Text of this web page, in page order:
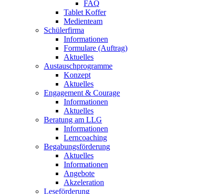
FAQ
Tablet Koffer
Medienteam
Schülerfirma
Informationen
Formulare (Auftrag)
Aktuelles
Austauschprogramme
Konzept
Aktuelles
Engagement & Courage
Informationen
Aktuelles
Beratung am LLG
Informationen
Lerncoaching
Begabungsförderung
Aktuelles
Informationen
Angebote
Akzeleration
Leseförderung